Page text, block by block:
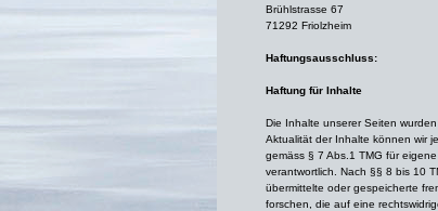
Brühlstrasse 67
71292 Friolzheim
Haftungsausschluss:
Haftung für Inhalte
Die Inhalte unserer Seiten
Aktualität der Inhalte können wir
gemäss § 7 Abs.1 TMG für
verantwortlich. Nach §§ 8 bis 10
übermittelte oder gespeicherte
forschen, die auf eine